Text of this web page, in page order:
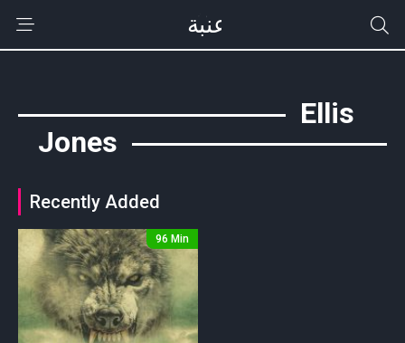
Ellis
Jones
Recently Added
96 Min